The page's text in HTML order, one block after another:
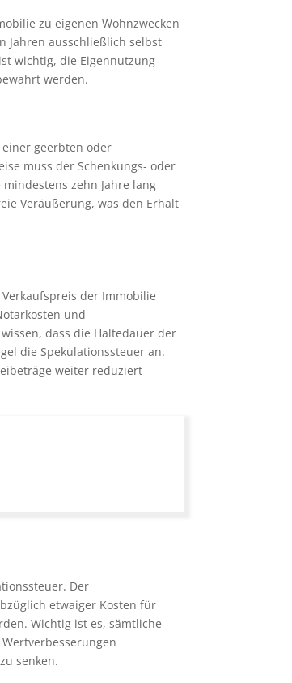
zu eigenen Wohnzwecken
Jahren ausschließlich selbst
wichtig, die Eigennutzung
werden.
geerbten oder
muss der Schenkungs- oder
zehn Jahre lang
Veräußerung, was den Erhalt
der Immobilie
und
dass die Haltedauer der
die Spekulationssteuer an.
weiter reduziert
Der
etwaiger Kosten für
Wichtig ist es, sämtliche
senken.